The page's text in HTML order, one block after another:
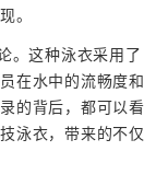
。
。这种泳衣采用了
在水中的流畅度和
的背后，都可以看
泳衣，带来的不仅